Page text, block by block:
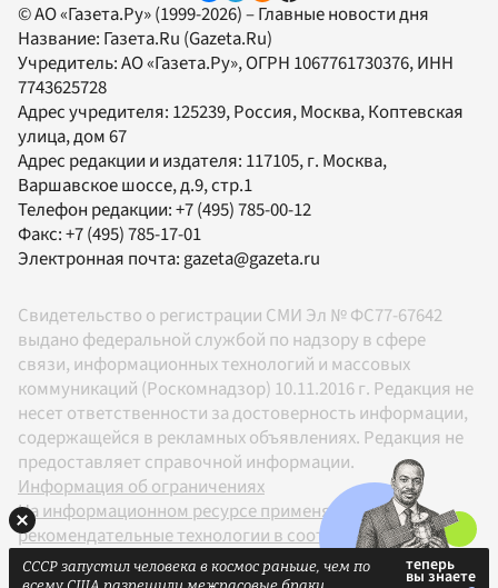
© АО «Газета.Ру» (1999-2026) – Главные новости дня
Название: Газета.Ru (Gazeta.Ru)
Учредитель:АО «Газета.Ру», ОГРН 1067761730376, ИНН
7743625728
Адрес учредителя: 125239, Россия, Москва, Коптевская
улица, дом 67
Адрес редакции и издателя: 117105, г. Москва,
Варшавское шоссе, д.9, стр.1
Телефон редакции:+7 (495) 785-00-12
Факс:+7 (495) 785-17-01
Электронная почта:gazeta@gazeta.ru
Свидетельство о регистрации СМИ Эл № ФС77-67642
выдано федеральной службой по надзору в сфере
связи, информационных технологий и массовых
коммуникаций (Роскомнадзор) 10.11.2016 г. Редакция не
несет ответственности за достоверность информации,
содержащейся в рекламных объявлениях. Редакция не
предоставляет справочной информации.
Информация об ограничениях
На информационном ресурсе применяются
рекомендательные технологии в соответствии с
Правилами
СССР запустил человека в космос раньше, чем по